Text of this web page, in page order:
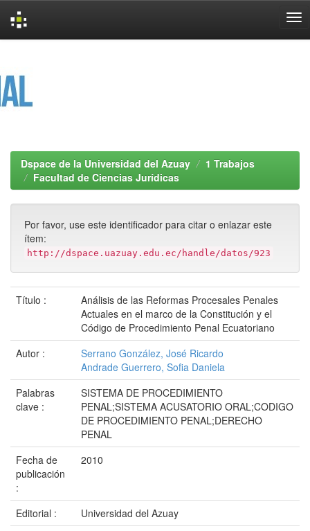
Dspace de la Universidad del Azuay
1 Trabajos
Facultad de Ciencias Jurídicas
Por favor, use este identificador para citar o enlazar este
ítem:
http://dspace.uazuay.edu.ec/handle/datos/923
Título :
Análisis de las Reformas Procesales Penales
Actuales en el marco de la Constitución y el
Código de Procedimiento Penal Ecuatoriano
Autor :
Serrano González, José Ricardo
Andrade Guerrero, Sofia Daniela
Palabras
clave :
SISTEMA DE PROCEDIMIENTO
PENAL;SISTEMA ACUSATORIO ORAL;CODIGO
DE PROCEDIMIENTO PENAL;DERECHO
PENAL
Fecha de
publicación
:
2010
Editorial :
Universidad del Azuay